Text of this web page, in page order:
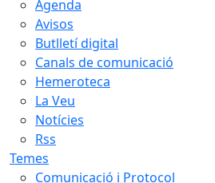
Agenda
Avisos
Butlletí digital
Canals de comunicació
Hemeroteca
La Veu
Notícies
Rss
Temes
Comunicació i Protocol